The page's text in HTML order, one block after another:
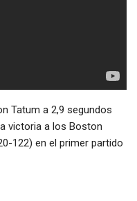
Tatum a 2,9 segundos
victoria a los Boston
122) en el primer partido